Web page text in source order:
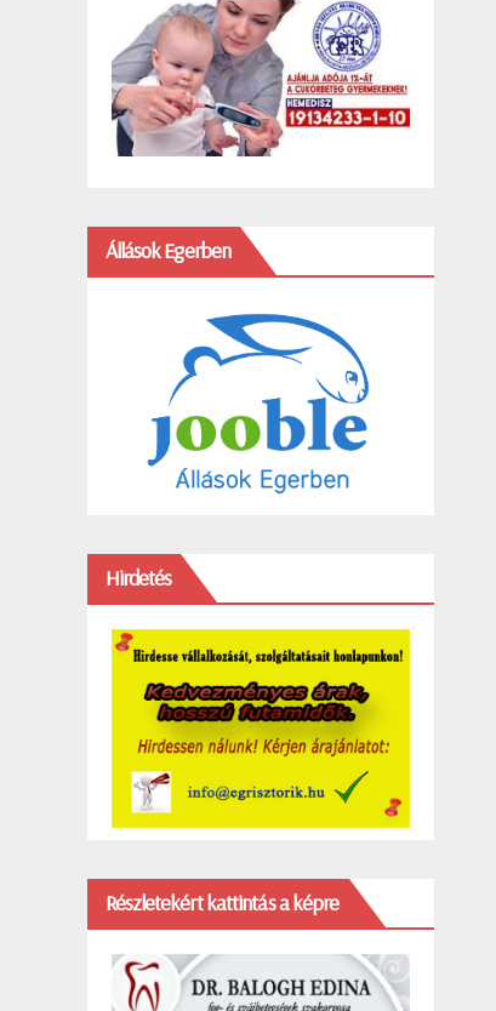
Állások Egerben
Hirdetés
Részletekért kattintás a képre